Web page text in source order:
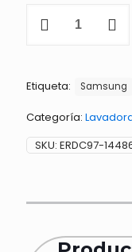
DC97-
Y
cantidad
Etiqueta: Samsung
Categoría:
SKU: ERDC97-